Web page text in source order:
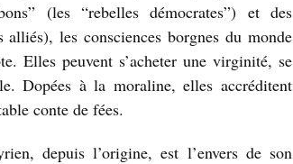
(les “rebelles démocrates”) et des
alliés), les consciences borgnes du monde
Elles peuvent s’acheter une virginité, se
Dopées à la moraline, elles accréditent
conte de fées.
depuis l’origine, est l’envers de son